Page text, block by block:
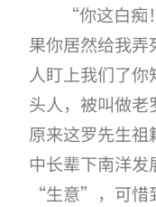
“你这白
果你居然给我
人盯上我们了
头人，被叫做老
原来这罗先生
中长辈下南洋
“生意”，可惜